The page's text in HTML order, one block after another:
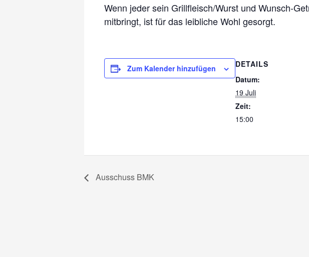
Wenn jeder sein Grillfleisch/Wurst und Wunsch-
mitbringt, ist für das leibliche Wohl gesorgt.
Zum Kalender hinzufügen
DETAILS
Datum:
19 Juli
Zeit:
15:00
Ausschuss BMK